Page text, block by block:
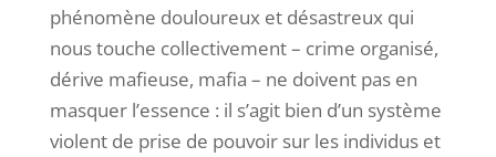
phénomène douloureux et désastreux qui
nous touche collectivement – crime organisé,
dérive mafieuse, mafia – ne doivent pas en
masquer l’essence : il s’agit bien d’un système
violent de prise de pouvoir sur les individus et